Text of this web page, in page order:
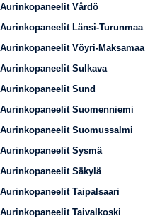
Aurinkopaneelit Vårdö
Aurinkopaneelit Länsi-Turunmaa
Aurinkopaneelit Vöyri-Maksamaa
Aurinkopaneelit Sulkava
Aurinkopaneelit Sund
Aurinkopaneelit Suomenniemi
Aurinkopaneelit Suomussalmi
Aurinkopaneelit Sysmä
Aurinkopaneelit Säkylä
Aurinkopaneelit Taipalsaari
Aurinkopaneelit Taivalkoski